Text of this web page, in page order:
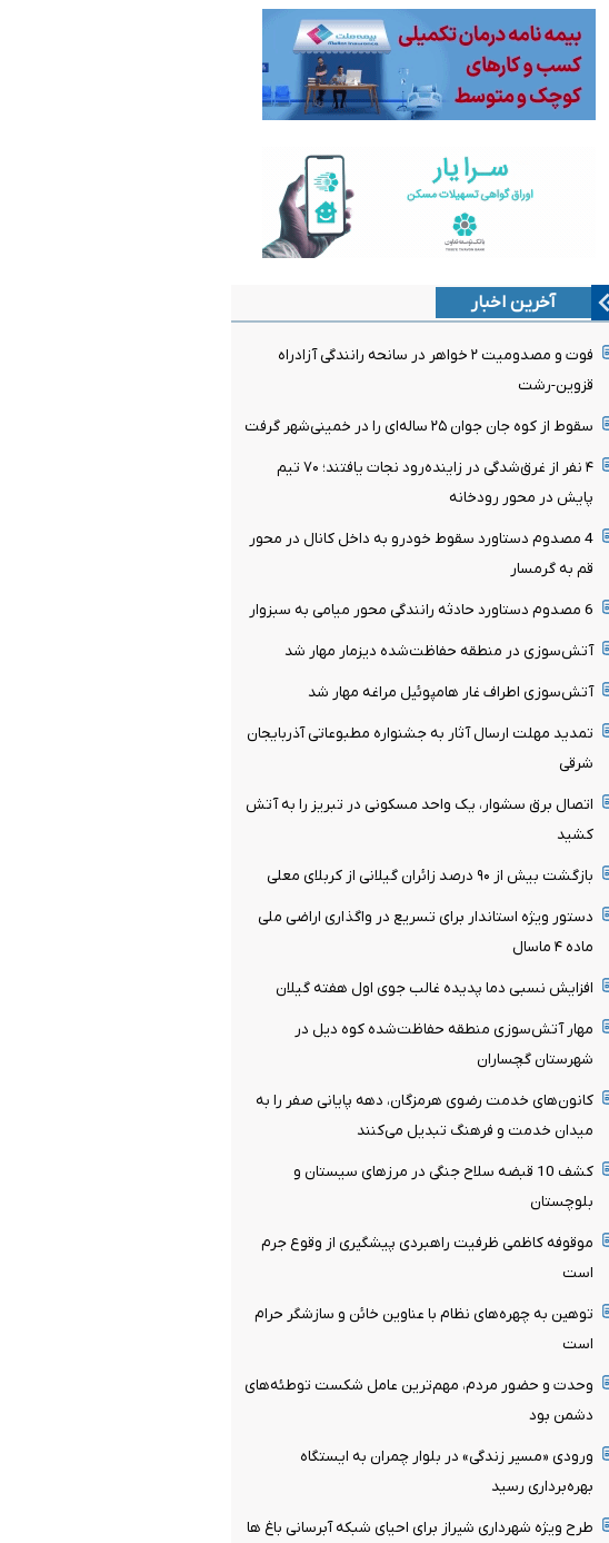
آخرین اخبار
فوت و مصدومیت ۲ خواهر در سانحه رانندگی آزادراه
قزوین-رشت
سقوط از کوه جان جوان ۲۵ ساله‌ای را در خمینی‌شهر گرفت
۴ نفر از غرق‌شدگی در زاینده‌رود نجات یافتند؛ ۷۰ تیم
پایش در محور رودخانه
4 مصدوم دستاورد سقوط خودرو به داخل کانال در محور
قم به گرمسار
6 مصدوم دستاورد حادثه رانندگی محور میامی به سبزوار
آتش‌سوزی در منطقه حفاظت‌شده دیزمار مهار شد
آتش‌سوزی اطراف غار هامپوئیل مراغه مهار شد
تمدید مهلت ارسال آثار به جشنواره مطبوعاتی آذربایجان
شرقی
اتصال برق سشوار، یک واحد مسکونی در تبریز را به آتش
کشید
بازگشت بیش از ۹۰ درصد زائران گیلانی از کربلای معلی
دستور ویژه استاندار برای تسریع در واگذاری اراضی ملی
ماده ۴ ماسال
افزایش نسبی دما پدیده غالب جوی اول هفته گیلان
مهار آتش‌سوزی منطقه حفاظت‌شده کوه دیل در
شهرستان گچساران
کانون‌های خدمت رضوی هرمزگان، دهه پایانی صفر را به
میدان خدمت و فرهنگ تبدیل می‌کنند
کشف 10 قبضه سلاح جنگی در مرزهای سیستان و
بلوچستان
موقوفه کاظمی ظرفیت راهبردی پیشگیری از وقوع جرم
است
توهین به چهره‌های نظام با عناوین خائن و سازشگر حرام
است
وحدت و حضور مردم، مهم‌ترین عامل شکست توطئه‌های
دشمن بود
ورودی «مسیر زندگی» در بلوار چمران به ایستگاه
بهره‌برداری رسید
طرح ویژه شهرداری شیراز برای احیای شبکه آبرسانی باغ ها